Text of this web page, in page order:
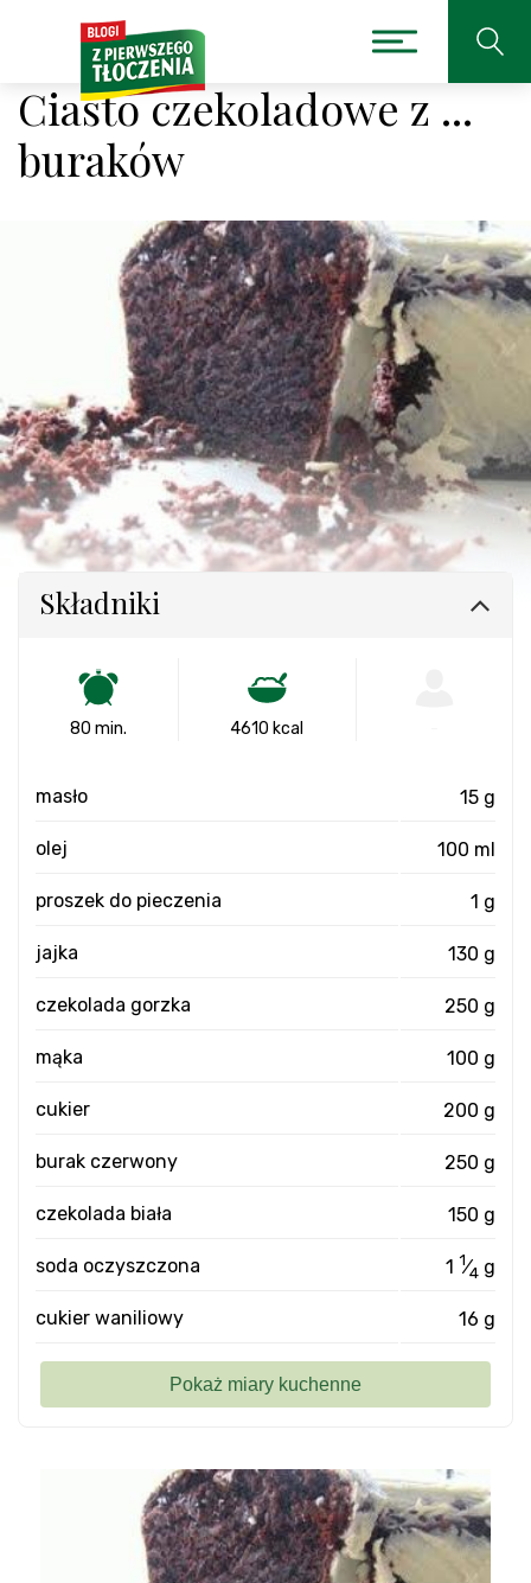
Ciasto czekoladowe z ...
buraków
Składniki
80 min. 4610 kcal
masło 15 g
olej 100 ml
proszek do pieczenia 1 g
jajka 130 g
czekolada gorzka 250 g
mąka 100 g
cukier 200 g
burak czerwony 250 g
czekolada biała 150 g
soda oczyszczona 1 1⁄4 g
cukier waniliowy 16 g